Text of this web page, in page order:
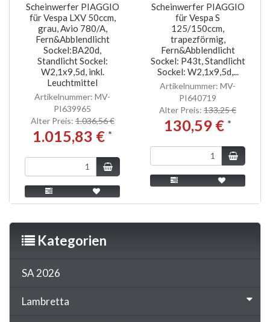
Scheinwerfer PIAGGIO
für Vespa LXV 50ccm,
grau, Avio 780/A,
Fern&Abblendlicht
Sockel:BA20d,
Standlicht Sockel:
W2,1x9,5d, inkl.
Leuchtmittel
Artikelnummer: MV-
PI639965
Alter Preis:1.036,56 €
1.015,83 € *
Scheinwerfer PIAGGIO
für Vespa S
125/150ccm,
trapezförmig,
Fern&Abblendlicht
Sockel: P43t, Standlicht
Sockel: W2,1x9,5d,...
Artikelnummer: MV-
PI640719
Alter Preis: 133,25 €
130,59 € *
Kategorien
SA 2026
Lambretta